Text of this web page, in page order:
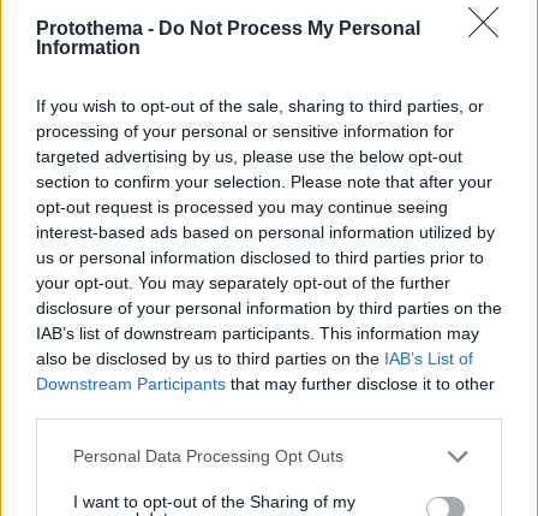
Protothema - Do Not Process My Personal
Information
If you wish to opt-out of the sale, sharing to third parties, or
processing of your personal or sensitive information for
targeted advertising by us, please use the below opt-out
section to confirm your selection. Please note that after your
opt-out request is processed you may continue seeing
interest-based ads based on personal information utilized by
us or personal information disclosed to third parties prior to
your opt-out. You may separately opt-out of the further
disclosure of your personal information by third parties on the
IAB’s list of downstream participants. This information may
also be disclosed by us to third parties on the IAB’s List of
Downstream Participants that may further disclose it to other
Please note that this website/app uses one or more Google
not limited to your visit or usage behaviour. You may click to
Personal Data Processing Opt Outs
I want to opt-out of the Sharing of my
ΠΡΟΣΘΗΚΗ ΣΧΟΛΙΟΥ
EMAIL
ΣΧΌΛΙΟ *